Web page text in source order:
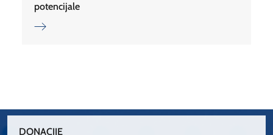
potencijale
DONACIJE